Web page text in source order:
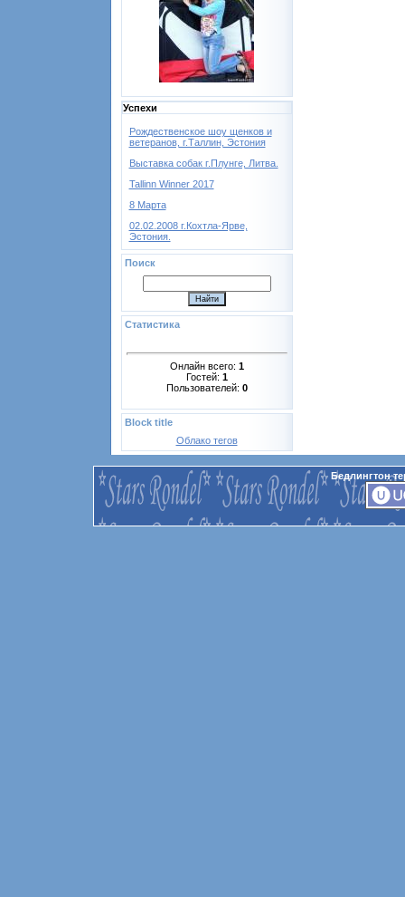
Успехи
Рождественское шоу щенков и
ветеранов, г.Таллин, Эстония
Выставка собак г.Плунге, Литва.
Tallinn Winner 2017
8 Марта
02.02.2008 г.Кохтла-Ярве,
Эстония.
Поиск
Статистика
Онлайн всего: 1
Гостей: 1
Пользователей: 0
Block title
Облако тегов
Бедлингтон